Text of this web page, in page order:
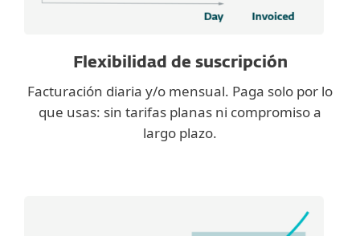
Flexibilidad de suscripción
Facturación diaria y/o mensual. Paga solo por lo
que usas: sin tarifas planas ni compromiso a
largo plazo.